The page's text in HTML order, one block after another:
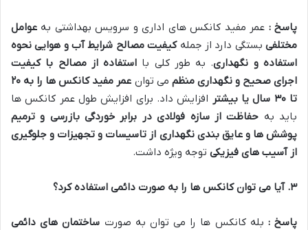
پاسخ : عمر مفید کانکس های اداری و سرویس بهداشتی به عوامل
مختلفیبستگی دارد از جملهکیفیت مصالح شرایط آب و هوایی نحوه
استفاده و نگهداری. به طور کلی با استفاده از مصالح با کیفیت
اجرای صحیح و نگهداری منظم می توان عمر مفید کانکس ها را به ۲۰
تا۳۰ سال یا بیشتر افزایش داد. برای افزایش طول عمر کانکس ها
باید به حفاظت از سازه فولادی در برابر خوردگی بازرسی و ترمیم
پوشش ها و عایق بندی نگهداری از تاسیسات و تجهیزات و جلوگیری
از آسیب های فیزیکی توجه ویژه داشت.
۳.آیا می توان کانکس ها را به صورت دائمی استفاده کرد؟
پاسخ : بله کانکس ها را می توان به صورت ساختمان های دائمی